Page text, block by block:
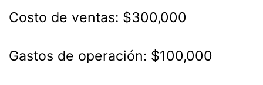
Costo de ventas: $300,000
Gastos de operación: $100,000